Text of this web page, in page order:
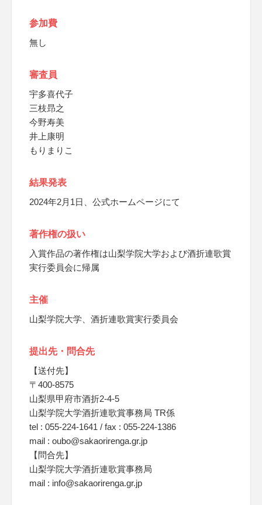
参加費
無し
審査員
宇多喜代子
三枝昻之
今野寿美
井上康明
もりまりこ
結果発表
2024年2月1日、公式ホームページにて
著作権の扱い
入賞作品の著作権は山梨学院大学および酒折連歌賞
実行委員会に帰属
主催
山梨学院大学、酒折連歌賞実行委員会
提出先・問合先
【送付先】
〒400-8575
山梨県甲府市酒折2-4-5
山梨学院大学酒折連歌賞事務局 TR係
tel : 055-224-1641 / fax : 055-224-1386
mail : oubo@sakaorirenga.gr.jp
【問合先】
山梨学院大学酒折連歌賞事務局
mail : info@sakaorirenga.gr.jp